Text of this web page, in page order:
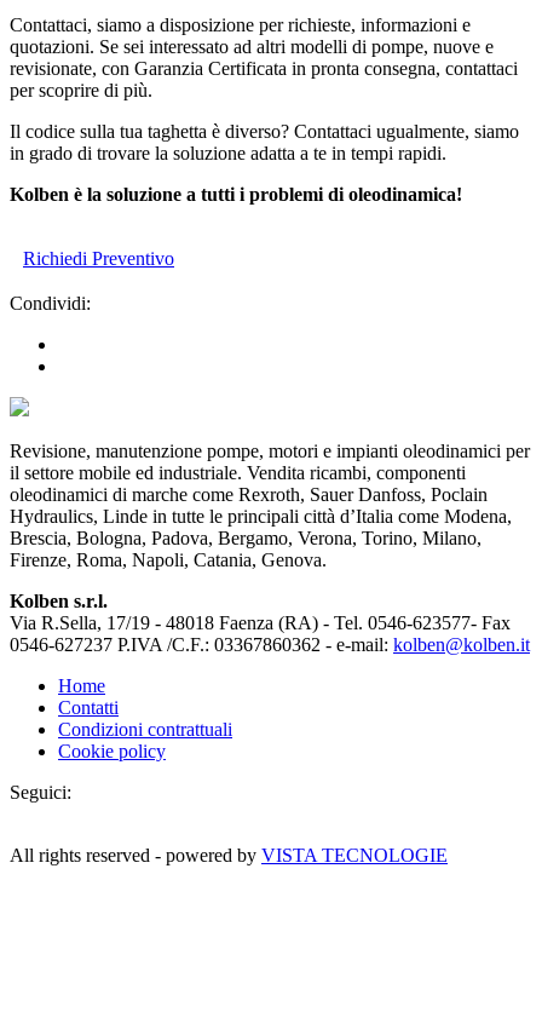
Contattaci, siamo a disposizione per richieste, informazioni e
quotazioni. Se sei interessato ad altri modelli di pompe, nuove e
revisionate, con Garanzia Certificata in pronta consegna, contattaci
per scoprire di più.
Il codice sulla tua taghetta è diverso? Contattaci ugualmente, siamo
in grado di trovare la soluzione adatta a te in tempi rapidi.
Kolben è la soluzione a tutti i problemi di oleodinamica!
Richiedi Preventivo
Condividi:
Revisione, manutenzione pompe, motori e impianti oleodinamici per
il settore mobile ed industriale. Vendita ricambi, componenti
oleodinamici di marche come Rexroth, Sauer Danfoss, Poclain
Hydraulics, Linde in tutte le principali città d’Italia come Modena,
Brescia, Bologna, Padova, Bergamo, Verona, Torino, Milano,
Firenze, Roma, Napoli, Catania, Genova.
Kolben s.r.l.
Via R.Sella, 17/19 - 48018 Faenza (RA) - Tel. 0546-623577- Fax
0546-627237 P.IVA /C.F.: 03367860362 - e-mail: kolben@kolben.it
Home
Contatti
Condizioni contrattuali
Cookie policy
Seguici:
All rights reserved - powered by VISTA TECNOLOGIE